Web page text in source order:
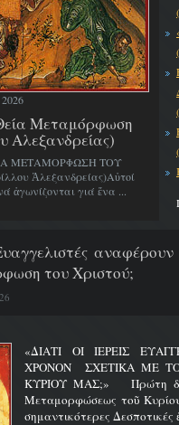
Μεταμόρφωση
Αλεξανδρείας)
ΜΕΤΑΜΟΡΦΩΣΗ ΤΟΥ
Ἀλεξανδρείας)Αὐτοί
ἀγωνίζονται γιά ἕνα ...
του Χριστού;
«ΔΙΑΤΙ ΟΙ ΙΕΡΕΙΣ
ΧΡΟΝΟΝ ΣΧΕΤΙΚΑ ΜΕ
ΚΥΡΙΟΥ ΜΑΣ;» Πρώτη
Μεταμορφώσεως τοῦ
σημαντικότερες